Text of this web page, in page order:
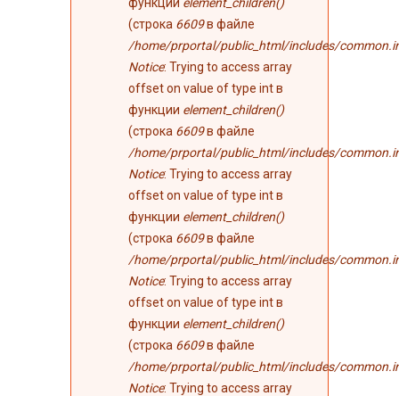
(строка 6609в файле
/home/prportal/public_html/includes/
Notice: Trying to access array
offset on value of type int в
функции element_children()
(строка 6609в файле
/home/prportal/public_html/includes/
Notice: Trying to access array
offset on value of type int в
функции element_children()
(строка 6609в файле
/home/prportal/public_html/includes/
Notice: Trying to access array
offset on value of type int в
функции element_children()
(строка 6609в файле
/home/prportal/public_html/includes/
Notice: Trying to access array